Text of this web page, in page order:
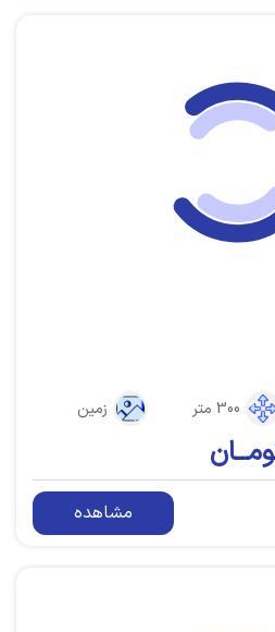
300 متر زمین
مشاهده